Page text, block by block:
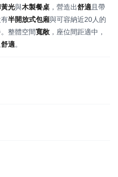
光與木製餐桌 ，營造出舒適 且帶
半開放式包廂與可容納近20人的
整體空間寬敞 ，座位間距適中，
舒適。